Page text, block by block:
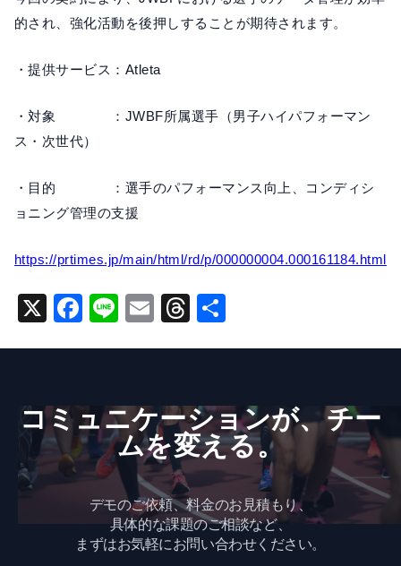
的され、強化活動を後押しすることが期待されます。
・提供サービス：Atleta
・対象 ：JWBF所属選手（男子ハイパフォーマン
ス・次世代）
・目的 ：選手のパフォーマンス向上、コンディシ
ョニング管理の支援
https://prtimes.jp/main/html/rd/p/000000004.000161184.html
X
F
b
o
o
k
Li
E
T
d
s
コミュニケーションが、​チー
ムを​変える。
デモのご依頼、料金のお見積もり、
具体的な課題のご相談など、
まずはお気軽にお問い合わせください。